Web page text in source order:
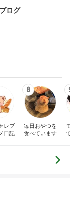
ログ
レブ
日記
8
毎日おやつを
食べています